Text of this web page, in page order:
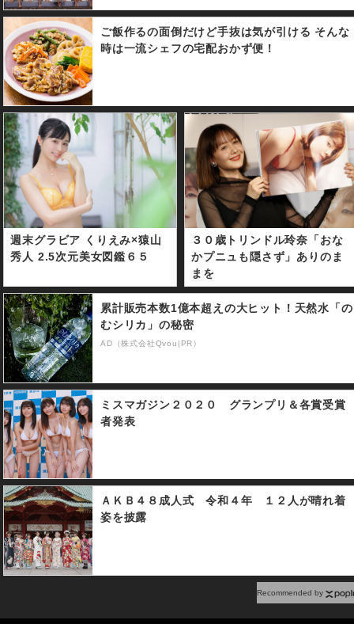
ご飯作るの面倒だけど手抜は気が引ける そんな
時は一流シェフの宅配おかず便！
週末グラビア くりえみ×猿山
秀人 2.5次元美女図鑑６５
３０歳トリンドル玲奈「おな
かプニュも隠さず」ありのま
まを
累計販売本数1億本超えの大ヒット！天然水「の
むシリカ」の秘密
AD（株式会社Qvou|PR）
ミスマガジン２０２０ グランプリ＆各賞受賞
者発表
ＡＫＢ４８成人式 令和４年 １２人が晴れ着
姿を披露
Recommended by